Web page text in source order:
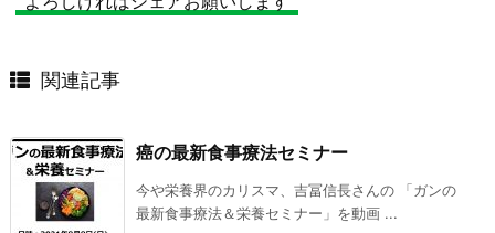
関連記事
癌の最新食事療法セミナー
今や栄養界のカリスマ、吉冨信長さんの 「ガンの
最新食事療法＆栄養セミナー」を動画 ...